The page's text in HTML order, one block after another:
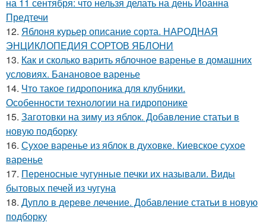
на 11 сентября: что нельзя делать на день Иоанна
Предтечи
12. Яблоня курьер описание сорта. НАРОДНАЯ
ЭНЦИКЛОПЕДИЯ СОРТОВ ЯБЛОНИ
13. Как и сколько варить яблочное варенье в домашних
условиях. Банановое варенье
14. Что такое гидропоника для клубники.
Особенности технологии на гидропонике
15. Заготовки на зиму из яблок. Добавление статьи в
новую подборку
16. Сухое варенье из яблок в духовке. Киевское сухое
варенье
17. Переносные чугунные печки их называли. Виды
бытовых печей из чугуна
18. Дупло в дереве лечение. Добавление статьи в новую
подборку